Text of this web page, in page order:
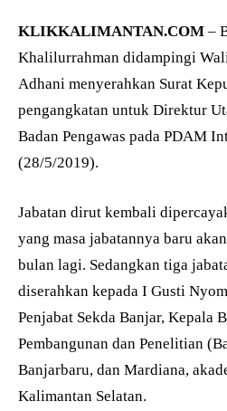
KLIKKALIMANTAN.COM –
Khalilurrahman didampingi
Adhani menyerahkan Surat
pengangkatan untuk Direktur
Badan Pengawas pada PDAM
(28/5/2019).
Jabatan dirut kembali
yang masa jabatannya baru
bulan lagi. Sedangkan tiga
diserahkan kepada I Gusti
Penjabat Sekda Banjar, Kepala
Pembangunan dan Penelitian
Banjarbaru, dan Mardiana,
Kalimantan Selatan.